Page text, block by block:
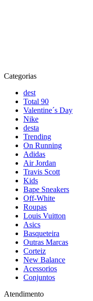
Categorias
dest
Total 90
Valentine´s Day
Nike
desta
Trending
On Running
Adidas
Air Jordan
Travis Scott
Kids
Bape Sneakers
Off-White
Roupas
Louis Vuitton
Asics
Basqueteira
Outras Marcas
Corteiz
New Balance
Acessorios
Conjuntos
Atendimento